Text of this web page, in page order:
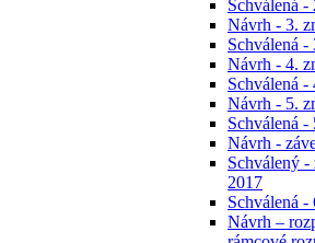
Schválená -
Návrh - 3.
Schválená -
Návrh - 4.
Schválená -
Návrh - 5.
Schválená -
Návrh -
Schválený -
2017
Schválená -
Návrh –